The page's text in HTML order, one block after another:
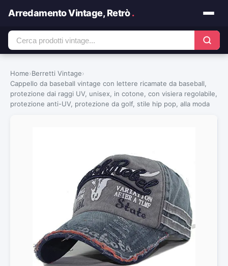
Arredamento Vintage, Retrò.
Home›Berretti Vintage›
Cappello da baseball vintage con lettere ricamate da baseball,
protezione dai raggi UV, unisex, in cotone, con visiera regolabile,
protezione anti-UV, protezione da golf, stile hip pop, alla moda